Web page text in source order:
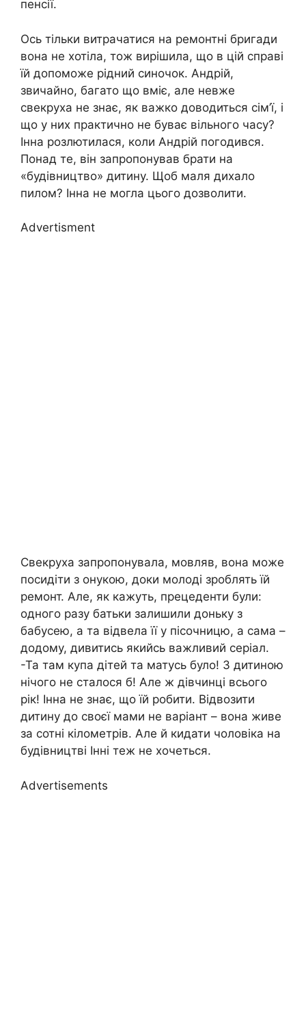
пенсії.
Ось тільки витрачатися на ремонтні бригади
вона не хотіла, тож вирішила, що в цій справі
їй допоможе рідний синочок. Андрій,
звичайно, багато що вміє, але невже
свекруха не знає, як важко доводиться сім’ї, і
що у них практично не буває вільного часу?
Інна розлютилася, коли Андрій погодився.
Понад те, він запропонував брати на
«будівництво» дитину. Щоб маля дихало
пилом? Інна не могла цього дозволити.
Advertisment
Свекруха запропонувала, мовляв, вона може
посидіти з онукою, доки молоді зроблять їй
ремонт. Але, як кажуть, прецеденти були:
одного разу батьки залишили доньку з
бабусею, а та відвела її у пісочницю, а сама –
додому, дивитись якийсь важливий серіал.
-Та там купа дітей та матусь було! З дитиною
нічого не сталося б! Але ж дівчинці всього
рік! Інна не знає, що їй робити. Відвозити
дитину до своєї мами не варіант – вона живе
за сотні кілометрів. Але й кидати чоловіка на
будівництві Інні теж не хочеться.
Advertisements